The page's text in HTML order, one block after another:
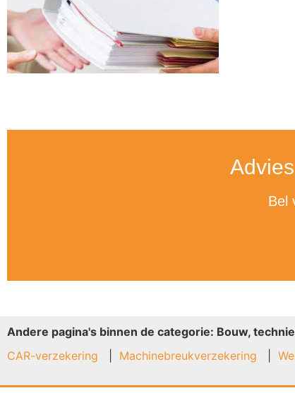
Bel
Andere pagina's binnen de categorie: Bouw,
CAR-verzekering
Machinebreukverzekering